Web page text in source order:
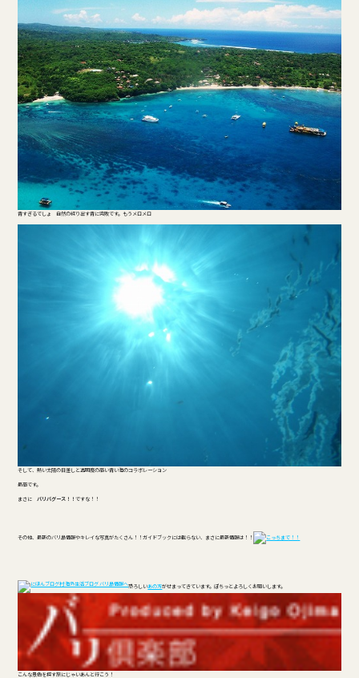
青すぎるでしょ 自然の繰り出す青に完敗です。もうメロメロ
そして、熱い太陽の日差しと透明度の高い青い海のコラボレーション
最高です。
まさにバリバグース！！ですな！！
その他、最新のバリ島情報やキレイな写真がたくさん！！ガイドブックには載らない、まさに最新情報は！！ こっちまで！！
恐ろしいあの方がせまってきています。ぽちっとよろしくお願いします。
こんな景色を探す旅にじゃいあんと行こう！